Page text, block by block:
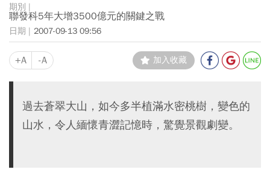
聯發科5年大增3500億元的關鍵之戰
2007-09-13 09:56
+A -A 加入收藏
過去蒼翠大山，如今多半植滿水密桃樹，變色的
山水，令人緬懷青澀記憶時，驚覺景觀劇變。